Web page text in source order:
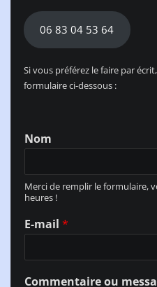
06 83 04 53 64
Si vous préférez le faire par
formulaire ci-dessous :
Nom
Merci de remplir le formulaire,
heures !
E-mail *
Commentaire ou